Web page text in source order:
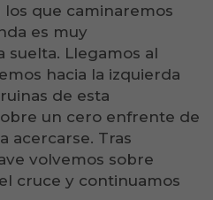
que caminaremos
es muy
suelta. Llegamos al
hacia la izquierda
de esta
un cero enfrente de
acercarse. Tras
volvemos sobre
cruce y continuamos